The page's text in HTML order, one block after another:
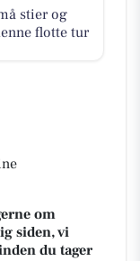
stier og
flotte tur
om
siden, vi
du tager